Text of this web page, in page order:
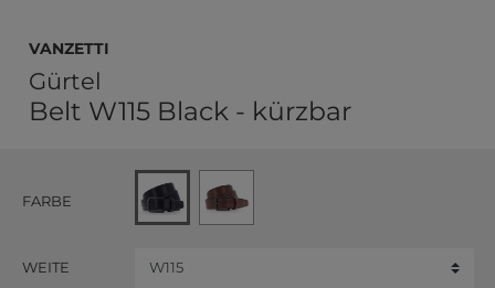
Vanzetti
Gürtel
Belt W115 Black - kürzbar
FARBE
WEITE